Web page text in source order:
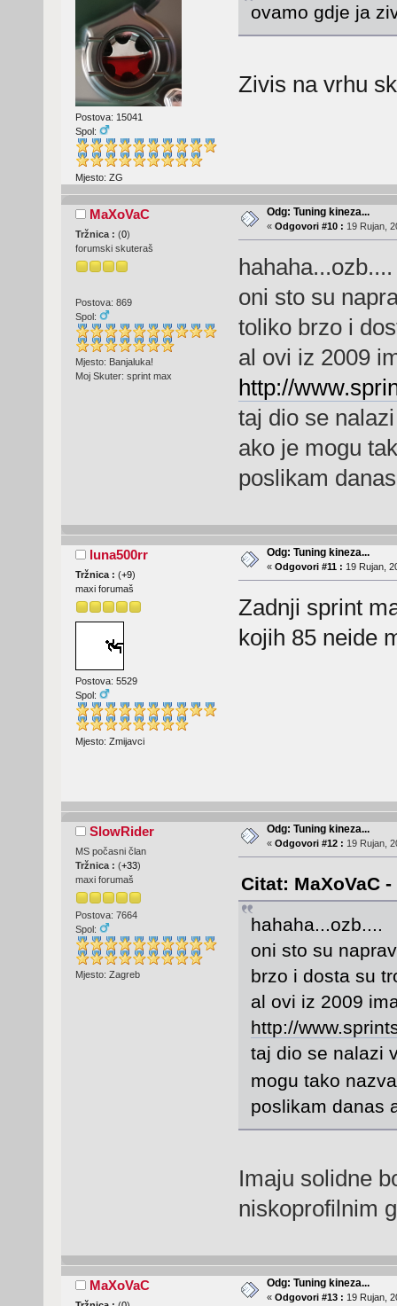
Postova: 15041
Spol:
Mjesto: ZG
ovamo gdje ja
Zivis na vrhu
MaXoVaC
Tržnica : (0)
forumski skuteraš
Postova: 869
Spol:
Mjesto: Banjaluka!
Moj Skuter: sprint max
Odg: Tuning kineza...
« Odgovori #10 : 19 Rujan,
hahaha...ozb....
oni sto su
toliko brzo i
al ovi iz 2009
http://
taj dio se
ako je mogu
poslikam
luna500rr
Tržnica : (+9)
maxi forumaš
Postova: 5529
Spol:
Mjesto: Zmijavci
Odg: Tuning kineza...
« Odgovori #11 : 19 Rujan,
Zadnji sprint
kojih 85 neide
SlowRider
MS počasni član
Tržnica : (+33)
maxi forumaš
Postova: 7664
Spol:
Mjesto: Zagreb
Odg: Tuning kineza...
« Odgovori #12 : 19 Rujan,
Citat: MaXoVaC
hahaha...ozb....
oni sto su
brzo i dosta su
al ovi iz 2009
http://
taj dio se nalazi
mogu tako
poslikam danas
Imaju solidne
niskoprofilnim
MaXoVaC Odg: Tuning kineza...
« Odgovori #13 : 19 Rujan,